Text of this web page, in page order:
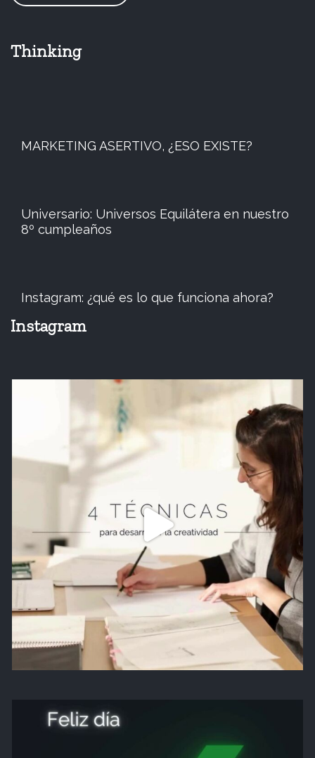
Thinking
MARKETING ASERTIVO, ¿ESO EXISTE?
Universario: Universos Equilátera en nuestro
8º cumpleaños
Instagram: ¿qué es lo que funciona ahora?
Instagram